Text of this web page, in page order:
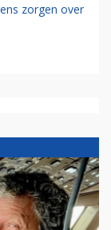
zorgen over